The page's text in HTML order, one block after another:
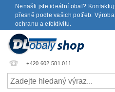
Nenašli jste ideální obal?
přesně podle vašich potřeb.
ochranu a efektivitu.
+420 602 581 011